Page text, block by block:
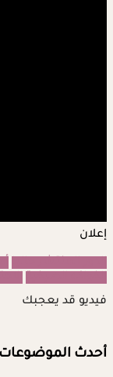
إعلان
فيديو قد يعجبك
أحدث الموضوعات